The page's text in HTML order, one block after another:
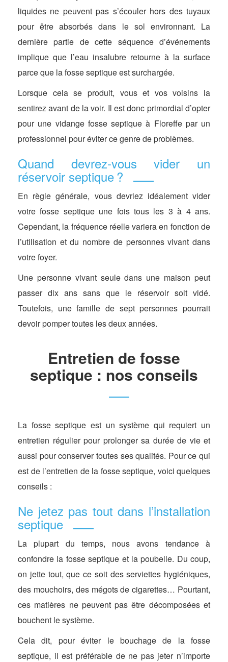
liquides ne peuvent pas s’écouler hors des tuyaux
pour être absorbés dans le sol environnant. La
dernière partie de cette séquence d’événements
implique que l’eau insalubre retourne à la surface
parce que la fosse septique est surchargée.
Lorsque cela se produit, vous et vos voisins la
sentirez avant de la voir. Il est donc primordial d’opter
pour une vidange fosse septique à Floreffe par un
professionnel pour éviter ce genre de problèmes.
Quand devrez-vous vider un
réservoir septique ?
En règle générale, vous devriez idéalement vider
votre fosse septique une fois tous les 3 à 4 ans.
Cependant, la fréquence réelle variera en fonction de
l’utilisation et du nombre de personnes vivant dans
votre foyer.
Une personne vivant seule dans une maison peut
passer dix ans sans que le réservoir soit vidé.
Toutefois, une famille de sept personnes pourrait
devoir pomper toutes les deux années.
Entretien de fosse
septique : nos conseils
La fosse septique est un système qui requiert un
entretien régulier pour prolonger sa durée de vie et
aussi pour conserver toutes ses qualités. Pour ce qui
est de l’entretien de la fosse septique, voici quelques
conseils :
Ne jetez pas tout dans l’installation
septique
La plupart du temps, nous avons tendance à
confondre la fosse septique et la poubelle. Du coup,
on jette tout, que ce soit des serviettes hygiéniques,
des mouchoirs, des mégots de cigarettes… Pourtant,
ces matières ne peuvent pas être décomposées et
bouchent le système.
Cela dit, pour éviter le bouchage de la fosse
septique, il est préférable de ne pas jeter n’importe